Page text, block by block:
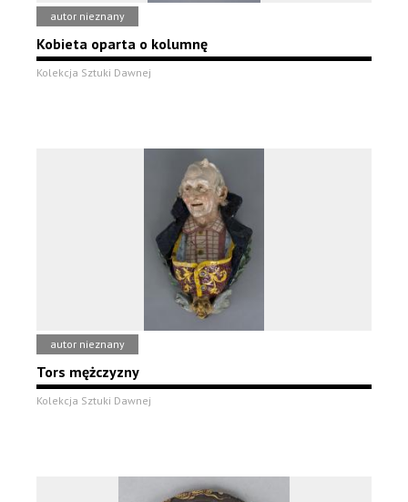
autor nieznany
Kobieta oparta o kolumnę
Kolekcja Sztuki Dawnej
autor nieznany
Tors mężczyzny
Kolekcja Sztuki Dawnej